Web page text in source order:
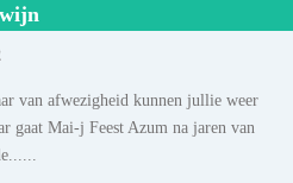
van afwezigheid kunnen jullie weer
gaat Mai-j Feest Azum na jaren van